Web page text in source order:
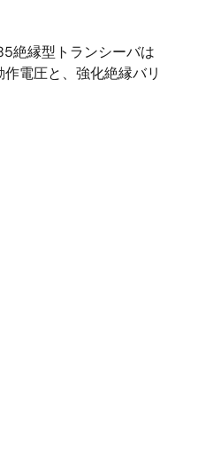
絶縁型トランシーバは
電圧と、強化絶縁バリ